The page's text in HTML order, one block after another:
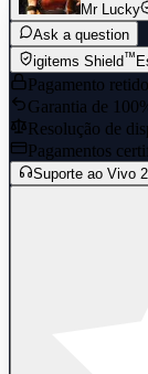
Mr Lucky
Ask a question
igitems Shield™
Pagamento
Garantia de
Resolução de
Pagamentos
Suporte ao Vivo